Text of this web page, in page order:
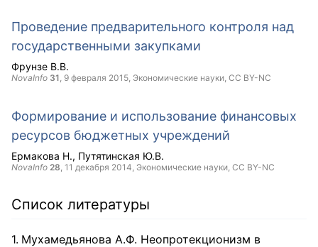
Проведение предварительного контроля над
государственными закупками
Фрунзе В.В.
NovaInfo 31, 9 февраля 2015, Экономические науки, CC BY-NC
Формирование и использование финансовых
ресурсов бюджетных учреждений
Ермакова Н. Путятинская Ю.В.
NovaInfo 28, 11 декабря 2014, Экономические науки, CC BY-NC
Список литературы
Мухамедьянова А.Ф. Неопротекционизм в